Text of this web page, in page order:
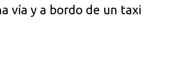
vía y a bordo de un taxi